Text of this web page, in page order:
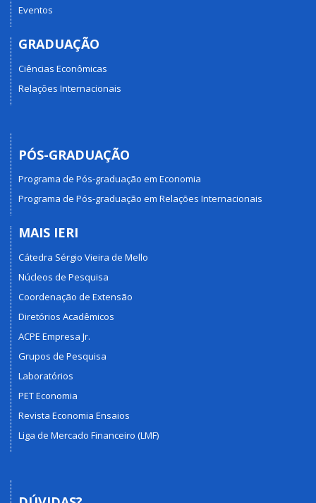
Eventos
GRADUAÇÃO
Ciências Econômicas
Relações Internacionais
PÓS-GRADUAÇÃO
Programa de Pós-graduação em Economia
Programa de Pós-graduação em Relações Internacionais
MAIS IERI
Cátedra Sérgio Vieira de Mello
Núcleos de Pesquisa
Coordenação de Extensão
Diretórios Acadêmicos
ACPE Empresa Jr.
Grupos de Pesquisa
Laboratórios
PET Economia
Revista Economia Ensaios
Liga de Mercado Financeiro (LMF)